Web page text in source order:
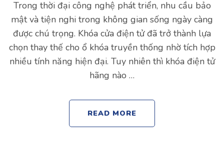
Trong thời đại công nghệ phát triển, nhu cầu bảo
mật và tiện nghi trong không gian sống ngày càng
được chú trọng. Khóa cửa điện tử đã trở thành lựa
chọn thay thế cho ổ khóa truyền thống nhờ tích hợp
nhiều tính năng hiện đại. Tuy nhiên thì khóa điện tử
hãng nào …
READ MORE